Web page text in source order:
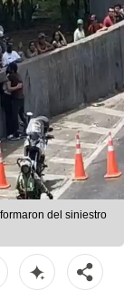
del siniestro